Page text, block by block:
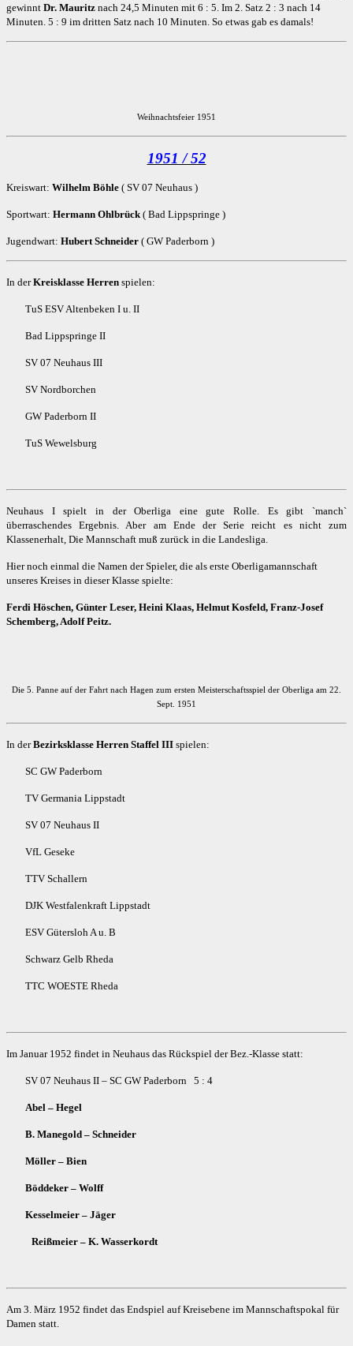
gewinnt Dr. Mauritz nach 24,5 Minuten mit 6 : 5. Im 2. Satz 2 : 3 nach 14
Minuten. 5 : 9 im dritten Satz nach 10 Minuten. So etwas gab es damals!
Weihnachtsfeier 1951
1951 / 52
Kreiswart: Wilhelm Böhle ( SV 07 Neuhaus )
Sportwart: Hermann Ohlbrück( Bad Lippspringe )
Jugendwart: Hubert Schneider ( GW Paderborn )
In derKreisklasse Herren spielen:
TuS ESV Altenbeken I u. II
Bad Lippspringe II
SV 07 Neuhaus III
SV Nordborchen
GW Paderborn II
TuS Wewelsburg
Neuhaus I spielt in der Oberliga eine gute Rolle. Es gibt `manch`
überraschendes Ergebnis. Aber am Ende der Serie reicht es nicht zum
Klassenerhalt, Die Mannschaft muß zurück in die Landesliga.
Hier noch einmal die Namen der Spieler, die als erste Oberligamannschaft
unseres Kreises in dieser Klasse spielte:
Ferdi Höschen, Günter Leser, Heini Klaas, Helmut Kosfeld, Franz-Josef
Schemberg, Adolf Peitz.
Die 5. Panne auf der Fahrt nach Hagen zum ersten Meisterschaftsspiel der Oberliga am 22.
Sept. 1951
In derBezirksklasse Herren Staffel III spielen:
SC GW Paderborn
TV Germania Lippstadt
SV 07 Neuhaus II
VfL Geseke
TTV Schallern
DJK Westfalenkraft Lippstadt
ESV Gütersloh A u. B
Schwarz Gelb Rheda
TTC WOESTE Rheda
Im Januar 1952 findet in Neuhaus das Rückspiel der Bez.-Klasse statt:
SV 07 Neuhaus II – SC GW Paderborn 5 : 4
Abel – Hegel
B. Manegold – Schneider
Möller – Bien
Böddeker – Wolff
Kesselmeier – Jäger
Reißmeier – K. Wasserkordt
Am 3. März 1952 findet das Endspiel auf Kreisebene im Mannschaftspokal für
Damen statt.